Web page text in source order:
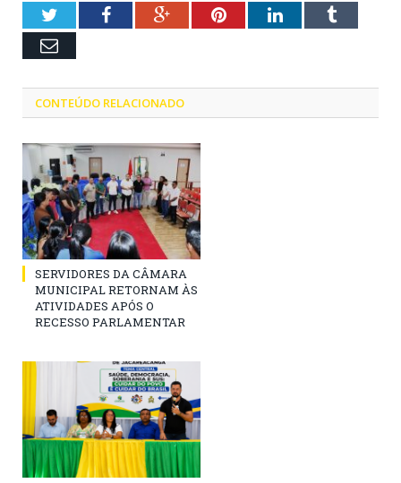
TwitterFacebookGoogle+PinterestLinkedInTumblr
Email
CONTEÚDO RELACIONADO
SERVIDORES DA CÂMARA
MUNICIPAL RETORNAM ÀS
ATIVIDADES APÓS O
RECESSO PARLAMENTAR